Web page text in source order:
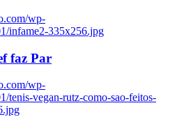
wp-
infame2-335x256.jpg
faz Par
wp-
tenis-vegan-rutz-como-sao-feitos-